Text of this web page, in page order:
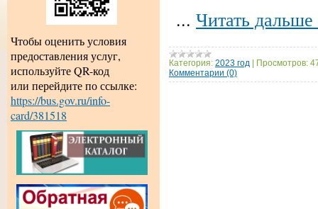
Чтобы оценить условия
предоставления услуг,
используйте QR-код
или перейдите по ссылке:
https://bus.gov.ru/info-
card/381518
... Читать дальше
Категория: 2023 год Просмотров:
Комментарии (0)